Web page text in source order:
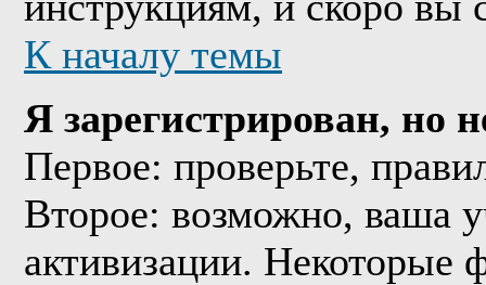
К началу темы
Я зарегистрирован, но
Первое: проверьте,
Второе: возможно, ваша
активизации. Некоторые